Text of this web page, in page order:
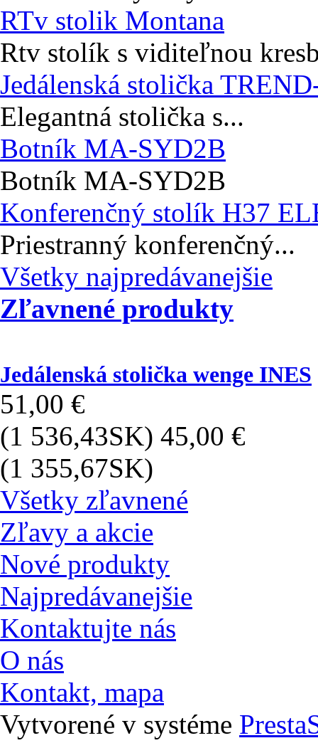
RTv stolik Montana
Rtv stolík s viditeľnou
Jedálenská stolička
Elegantná stolička s...
Botník MA-SYD2B
Botník MA-SYD2B
Konferenčný stolík H37
Priestranný konferenčný...
Všetky najpredávanejšie
Zľavnené produkty
Jedálenská stolička wenge INES
51,00 €
(1 536,43SK) 45,00 €
(1 355,67SK)
Všetky zľavnené
Zľavy a akcie
Nové produkty
Najpredávanejšie
Kontaktujte nás
O nás
Kontakt, mapa
Vytvorené v systéme